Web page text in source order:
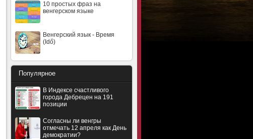
10 простых фраз на
венгерском языке
Венгерский язык - Время
(Idő)
Популярное
В Индексе счастливого
города Дебрецен на 191
позиции
Согласны ли венгры
отмечать 12 апреля как День
демократии?